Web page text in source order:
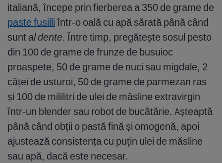
italiană, începe prin fierberea a 350 de grame de
paste fusilli într-o oală cu apă sărată până când
suntal dente. Între timp, pregătește sosul pesto
din 100 de grame de frunze de busuioc
proaspete, 50 de grame de nuci sau migdale, 2
căței de usturoi, 50 de grame de parmezan ras
și 100 de mililitri de ulei de măsline extravirgin
într-un blender sau robot de bucătărie. Așteaptă
până când obții o pastă fină și omogenă, apoi
ajustează consistența cu puțin ulei de măsline
sau apă, dacă este necesar.